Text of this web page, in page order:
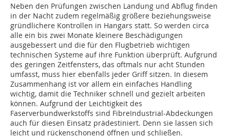
Neben den Prüfungen zwischen Landung und Abflug finden
in der Nacht zudem regelmäßig größere beziehungsweise
gründlichere Kontrollen in Hangars statt. So werden circa
alle ein bis zwei Monate kleinere Beschädigungen
ausgebessert und die für den Flugbetrieb wichtigen
technischen Systeme auf ihre Funktion überprüft. Aufgrund
des geringen Zeitfensters, das oftmals nur acht Stunden
umfasst, muss hier ebenfalls jeder Griff sitzen. In diesem
Zusammenhang ist vor allem ein einfaches Handling
wichtig, damit die Techniker schnell und gezielt arbeiten
können. Aufgrund der Leichtigkeit des
Faserverbundwerkstoffs sind FibreIndustrial-Abdeckungen
auch für diesen Einsatz prädestiniert. Denn sie lassen sich
leicht und rückenschonend öffnen und schließen.